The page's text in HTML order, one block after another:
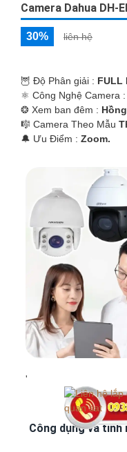
Camera Dahua DH-
30% liên hệ
🦉 Độ Phân giải : FULL
⚛️ Công Nghệ Camera :
❂ Xem ban đêm :
🎼️ Camera Theo Mẫu
️🔔 Ưu Điểm : Zoom.
'
Công dụng và tính